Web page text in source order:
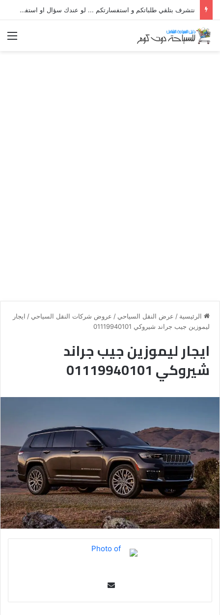
نتشرف بتلقي طلباتكم و استفسارتكم ... لو عندك سؤال او استفسار ماتدرددش فى طلب المساعدة
الرئيسية / عرض النقل السياحي / عروض شركات النقل السياحي / ايجار
ليموزين جيب جراند شيروكي 01119940101
ايجار ليموزين جيب جراند
شيروكي 01119940101